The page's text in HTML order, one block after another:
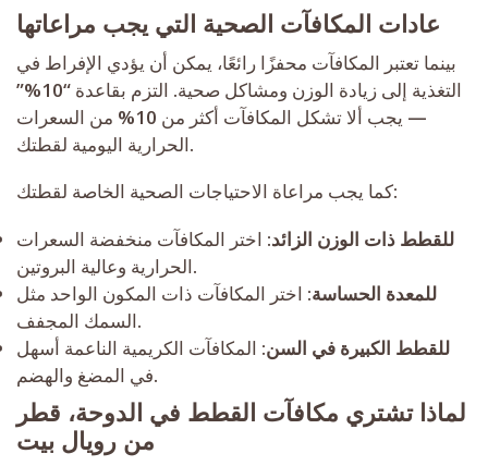
عادات المكافآت الصحية التي يجب مراعاتها
بينما تعتبر المكافآت محفزًا رائعًا، يمكن أن يؤدي الإفراط في
التغذية إلى زيادة الوزن ومشاكل صحية. التزم بقاعدة “10%”
— يجب ألا تشكل المكافآت أكثر من 10% من السعرات
الحرارية اليومية لقطتك.
كما يجب مراعاة الاحتياجات الصحية الخاصة لقطتك:
للقطط ذات الوزن الزائد: اختر المكافآت منخفضة السعرات
الحرارية وعالية البروتين.
للمعدة الحساسة: اختر المكافآت ذات المكون الواحد مثل
السمك المجفف.
للقطط الكبيرة في السن: المكافآت الكريمية الناعمة أسهل
في المضغ والهضم.
لماذا تشتري مكافآت القطط في الدوحة، قطر
من رويال بيت